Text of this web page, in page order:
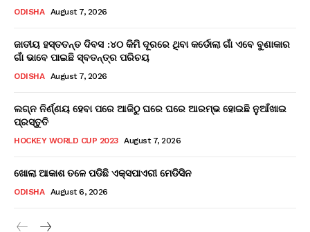
ODISHA August 7, 2026
ଜାତୀୟ ହସ୍ତତନ୍ତ ଦିବସ :୪୦ କିମି ଦୂରରେ ଥିବା କର୍ଡୋଲା ଗାଁ ଏବେ ବୁଣାକାର
ଗାଁ ଭାବେ ପାଇଛି ସ୍ବତନ୍ତ୍ର ପରିଚୟ
ODISHA August 7, 2026
ଲଗ୍ନ ନିର୍ଣ୍ଣୟ ହେବା ପରେ ଆଜିଠୁ ଘରେ ଘରେ ଆରମ୍ଭ ହୋଇଛି ନୁଆଁଖାଇ
ପ୍ରସ୍ତୁତି
HOCKEY WORLD CUP 2023 August 7, 2026
ଖୋଲା ଆକାଶ ତଳେ ପଡିଛି ଏକ୍ସପାଏରୀ ମେଡିସିନ
ODISHA August 6, 2026